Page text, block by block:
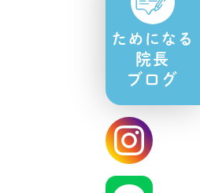
ためになる
院長
ブログ